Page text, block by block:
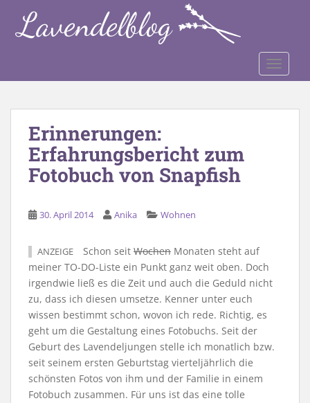
Erinnerungen:
Erfahrungsbericht zum
Fotobuch von Snapfish
30. April 2014 Anika Wohnen
ANZEIGE Schon seit Wochen Monaten steht auf
meiner TO-DO-Liste ein Punkt ganz weit oben. Doch
irgendwie ließ es die Zeit und auch die Geduld nicht
zu, dass ich diesen umsetze. Kenner unter euch
wissen bestimmt schon, wovon ich rede. Richtig, es
geht um die Gestaltung eines Fotobuchs. Seit der
Geburt des Lavendeljungen stelle ich monatlich bzw.
seit seinem ersten Geburtstag vierteljährlich die
schönsten Fotos von ihm und der Familie in einem
Fotobuch zusammen. Für uns ist das eine tolle